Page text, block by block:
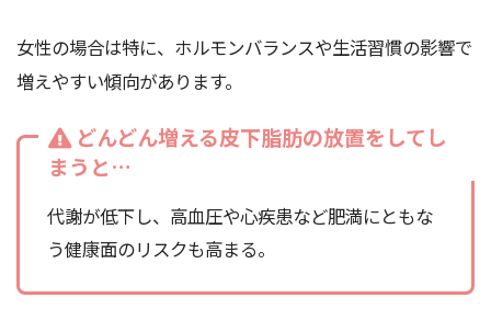
女性の場合は特に、ホルモンバランスや生活習慣の影響で
増えやすい傾向があります。
どんどん増える皮下脂肪の放置をしてし
まうと…
代謝が低下し、高血圧や心疾患など肥満にともな
う健康面のリスクも高まる。